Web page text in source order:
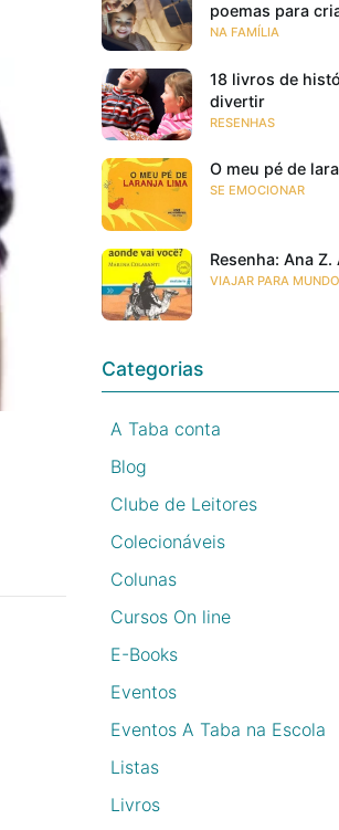
poemas para
NA FAMÍLIA
18 livros de
divertir
RESENHAS
O meu pé de
SE EMOCIONAR
Resenha: Ana Z.
VIAJAR PARA
Categorias
A Taba conta
Blog
Clube de Leitores
Colecionáveis
Colunas
Cursos On line
E-Books
Eventos
Eventos A Taba na Escola
Listas
Livros